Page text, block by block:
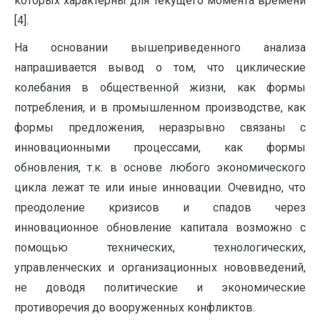
[4].
На основании вышеприведенного анализа
напрашивается вывод о том, что циклические
колебания в общественной жизни, как формы
потребления, и в промышленном производстве, как
формы предложения, неразрывно связаны с
инновационными процессами, как формы
обновления, т.к. в основе любого экономического
цикла лежат те или иные инновации. Очевидно, что
преодоление кризисов и спадов через
инновационное обновление капитала возможно с
помощью технических, технологических,
управленческих и организационных нововведений,
не доводя политические и экономические
противоречия до вооруженных конфликтов.